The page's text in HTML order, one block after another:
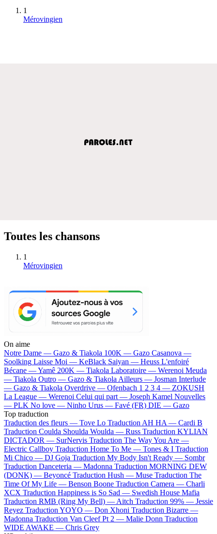
1
Mérovingien
Toutes les chansons
1
Mérovingien
On aime
Notre Dame — Gazo & Tiakola 100K — Gazo Casanova —
Soolking Laisse Moi — KeBlack Saiyan — Heuss L'enfoiré
Bécane —Yamê 200K — Tiakola Laboratoire — Werenoi Meuda
— Tiakola Outro — Gazo & Tiakola Ailleurs — Josman Interlude
— Gazo & Tiakola Overdrive — Ofenbach 1 2 3 4 — ZOKUSH
La League — Werenoi Celui qui part — Joseph Kamel Nouvelles
— PLK No love — Ninho Urus — Favé (FR) DIE — Gazo
Top traduction
Traduction des fleurs — Tove Lo Traduction AH HA — Cardi B
Traduction Coulda Shoulda Woulda — Russ Traduction KYLIAN
DICTADOR — SurNervis Traduction The Way You Are —
Electric Callboy Traduction Home To Me — Tones & I Traduction
Mi Chico — DJ Goja Traduction My Body Isn't Ready — Sombr
Traduction Danceteria — Madonna Traduction MORNING DEW
(DONK) — Beyoncé Traduction Hush — Muse Traduction The
Time Of My Life — Benson Boone Traduction Camera — Charli
XCX Traduction Happiness is So Sad — Swedish House Mafia
Traduction RMB (Ring My Bell) — Aitch Traduction 99% — Jessie
Reyez Traduction YOYO — Don Xhoni Traduction Bizarre —
Madonna Traduction Van Cleef Pt 2 — Malie Donn Traduction
WIDE AWAKE — Chris Grey